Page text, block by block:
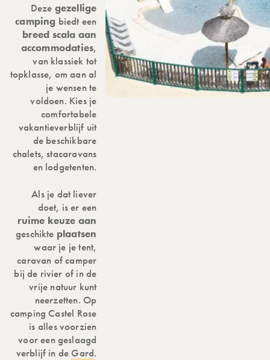
Deze gezellige
camping biedt een
breed scala aan
accommodaties,
van klassiek tot
topklasse, om aan al
je wensen te
voldoen. Kies je
comfortabele
vakantieverblijf uit
de beschikbare
chalets, stacaravans
en lodgetenten.
Als je dat liever
doet, is er een
ruime keuze aan
geschikte plaatsen
waar je je tent,
caravan of camper
bij de rivier of in de
vrije natuur kunt
neerzetten. Op
camping Castel Rose
is alles voorzien
voor een geslaagd
verblijf in de Gard.